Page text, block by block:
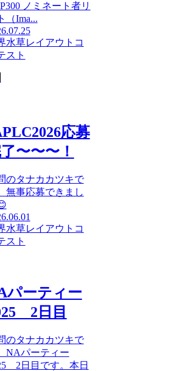
ノミネート者リ
（Ima...
水草レイアウトコ
スト
応募
〜〜〜！
のタナカカツキで
無事応募できまし
水草レイアウトコ
スト
パーティー
2日目
のタナカカツキで
NAパーティー
2日目です。本日